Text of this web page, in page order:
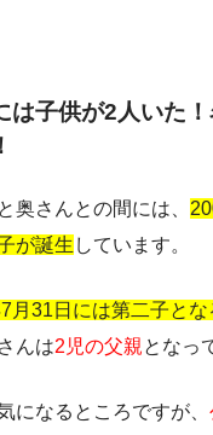
は子供が2人いた
奥さんとの間には、
が誕生 しています。
月31日には第二子と
んは2児の父親となっ
になるところですが、